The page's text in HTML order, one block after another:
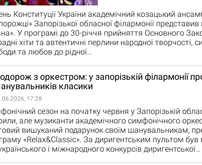
Конституції України академічний козацький
Запорізької обласної філармонії
У програмі до 30-річчя прийняття Основного
хіти та автентичні перлини народної творчості,
та любов до рідної…
з оркестром: у запорізькій філармонії
класики
17:28
сезон на початку червня у Запорізькій
але музиканти академічного симфонічного
вишуканий подарунок своїм шанувальникам,
«Relax&Classic». За диригентським пультом
і міжнародного конкурсів диригентської…